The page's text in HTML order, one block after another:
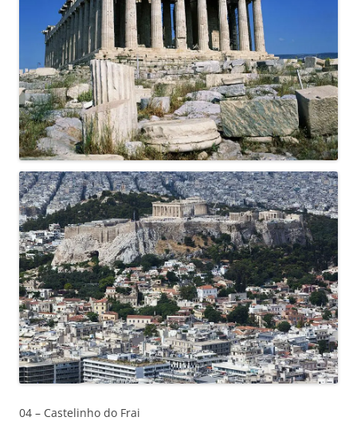
04 – Castelinho do Frai